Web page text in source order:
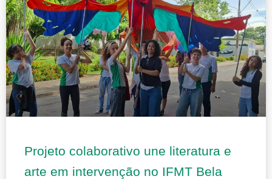
Projeto colaborativo une literatura e
arte em intervenção no IFMT Bela